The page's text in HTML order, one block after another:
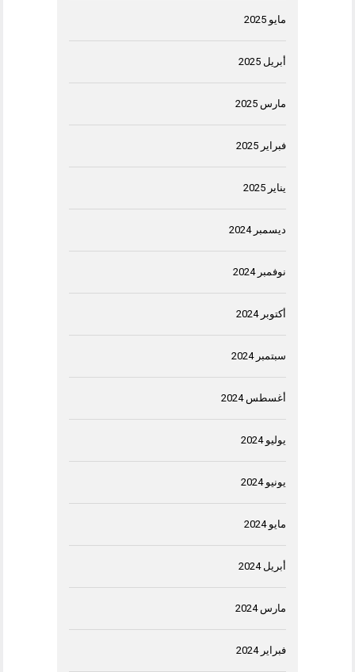
مايو 2025
أبريل 2025
مارس 2025
فبراير 2025
يناير 2025
ديسمبر 2024
نوفمبر 2024
أكتوبر 2024
سبتمبر 2024
أغسطس 2024
يوليو 2024
يونيو 2024
مايو 2024
أبريل 2024
مارس 2024
فبراير 2024